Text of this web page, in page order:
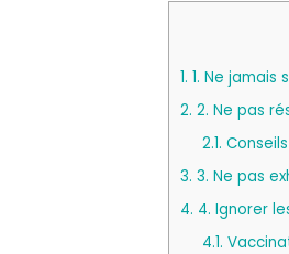
1. 1. Ne jamais
2. 2. Ne pas
2.1.
3. 3. Ne pas
4. 4. Ignorer
4.1.